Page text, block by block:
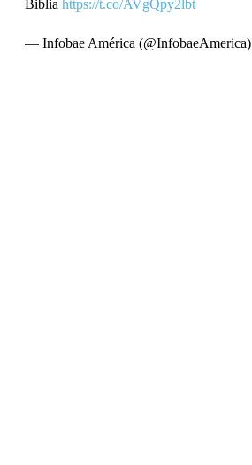
Biblia https://t.co/AVgQpy2lbt
— Infobae América (@InfobaeAmerica)